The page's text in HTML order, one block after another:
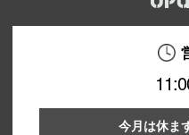
今月は休ま